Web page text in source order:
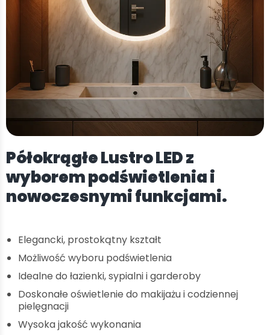
Półokrągłe Lustro LED z
wyborem podświetlenia i
nowoczesnymi funkcjami.
Elegancki, prostokątny kształt
Możliwość wyboru podświetlenia
Idealne do łazienki, sypialni i garderoby
Doskonałe oświetlenie do makijażu i codziennej
pielęgnacji
Wysoka jakość wykonania